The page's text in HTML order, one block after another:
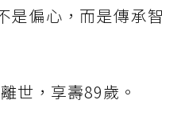
是偏心，而是傳承智
世，享壽89歲。